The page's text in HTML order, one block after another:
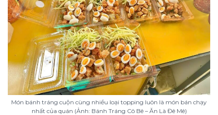
Món bánh tráng cuộn cùng nhiều loại topping luôn là món bán chạy
nhất của quán (Ảnh: Bánh Tráng Cô Bê – Ăn Là Đê Mê)